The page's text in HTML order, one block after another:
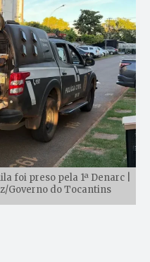
foi preso pela 1ª Denarc |
Governo do Tocantins